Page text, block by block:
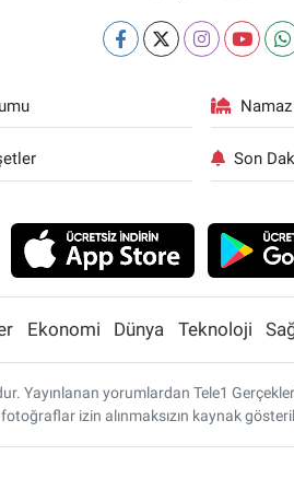
Son
Ekonomi Dünya Teknoloji
Yayınlanan yorumlardan Tele1
fotoğraflar izin alınmaksızın kaynak